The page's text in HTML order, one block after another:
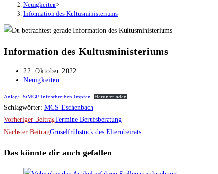
Neuigkeiten>
Information des Kultusministeriums
Information des Kultusministeriums
Beitrag
veröffentlicht:
22. Oktober 2022
Beitrags-
Neuigkeiten
Anlage_StMGP-Infoschreiben-Impfen Herunterladen
Schlagwörter: MGS-Eschenbach
Weitere
Artikel
ansehen
Vorheriger BeitragTermine Berufsberatung
Nächster BeitragGruselfrühstück des Elternbeirats
Das könnte dir auch gefallen